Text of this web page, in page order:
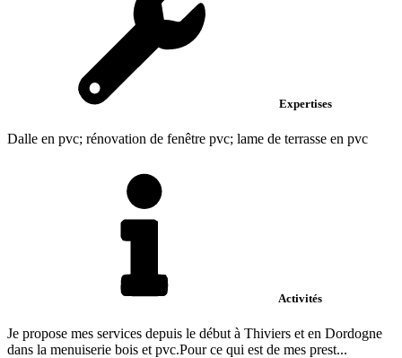
Expertises
Dalle en pvc; rénovation de fenêtre pvc; lame de terrasse en pvc
Activités
Je propose mes services depuis le début à Thiviers et en Dordogne
dans la menuiserie bois et pvc.Pour ce qui est de mes prest...